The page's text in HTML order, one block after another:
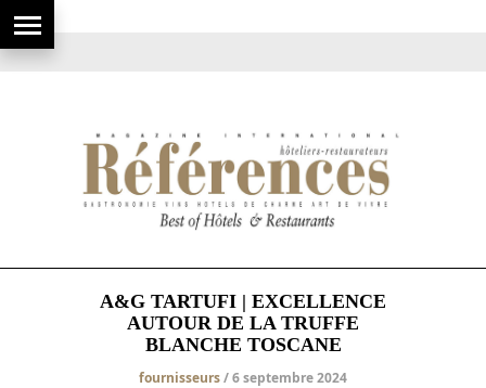
A&G TARTUFI | EXCELLENCE
AUTOUR DE LA TRUFFE
BLANCHE TOSCANE
fournisseurs/ 6 septembre 2024